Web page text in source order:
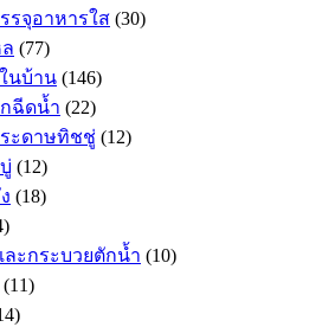
รจุอาหารใส (30)
(77)
นบ้าน (146)
ฉีดน้ำ (22)
ะดาษทิชชู่ (12)
(12)
(18)
ะกระบวยตักน้ำ (10)
(11)